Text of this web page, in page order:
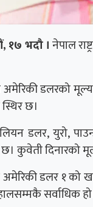
१७ भदौ ।नेपाल
डलरको मूल्य
छ।
डलर, युरो,
कुवेती दिनारको
डलर १ को
सर्वाधिक